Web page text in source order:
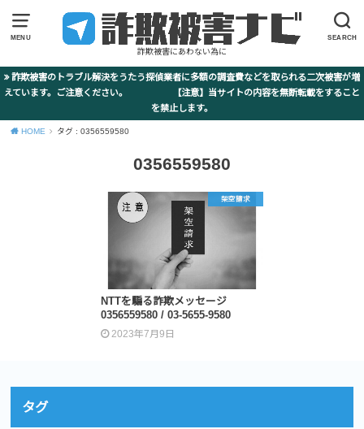
MENU SEARCH
詐欺被害にあわない為に
詐欺被害のトラブル解決をうたう探偵業者に多額の調査費などを取られる二次被害が増
えています。ご注意ください。 【注意】当サイトの内容を無断転載をすること
を禁止します。
HOME タグ : 0356559580
0356559580
架空請求
NTTを騙る詐欺メッセージ
0356559580 / 03-5655-9580
2023年7月9日
タグ